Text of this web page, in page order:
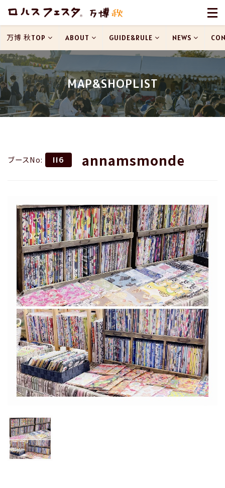
MAP&SHOPLIST
万博 秋TOP ABOUT GUIDE&RULE NEWS
ブースNo: 116 annamsmonde